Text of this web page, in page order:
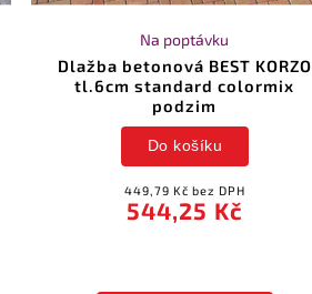
Dlažba betonová BEST KORZO
tl.6cm standard colormix
podzim
Na poptávku
449,79 Kč bez DPH
544,25 Kč
Do košíku